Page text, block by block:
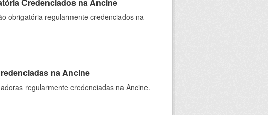
obrigatória regularmente credenciados na
na Ancine
regularmente credenciadas na Ancine.